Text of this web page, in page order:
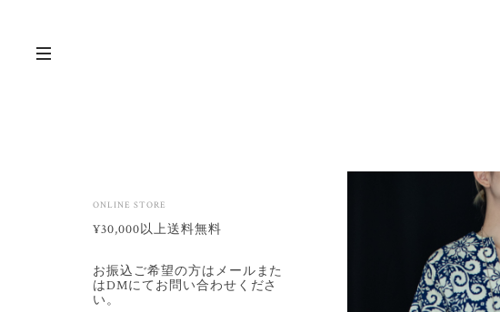
ONLINE STORE
¥30,000以上送料無料
お振込ご希望の方はメールまた
はDMにてお問い合わせくださ
い。